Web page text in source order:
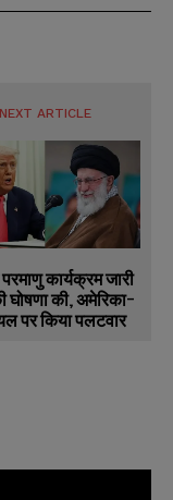
NEXT ARTICLE
कार्यक्रम जारी
घोषणा की, अमेरिका-
पर किया पलटवार